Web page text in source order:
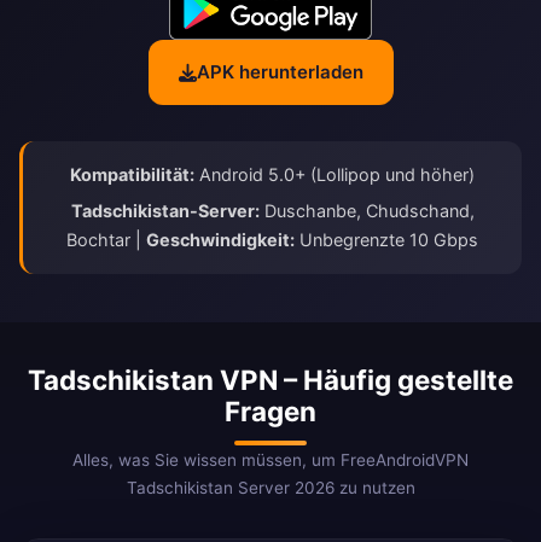
APK herunterladen
Kompatibilität: Android 5.0+ (Lollipop und höher)
Tadschikistan-Server:Duschanbe, Chudschand,
Bochtar | Geschwindigkeit: Unbegrenzte 10 Gbps
Tadschikistan VPN – Häufig gestellte
Fragen
Alles, was Sie wissen müssen, um FreeAndroidVPN
Tadschikistan Server 2026 zu nutzen